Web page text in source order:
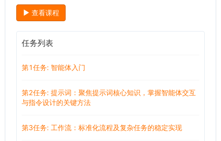
查看课程
任务列表
第1任务: 智能体入门
第2任务: 提示词：聚焦提示词核心知识，掌握智能体交互
与指令设计的关键方法
第3任务: 工作流：标准化流程及复杂任务的稳定实现